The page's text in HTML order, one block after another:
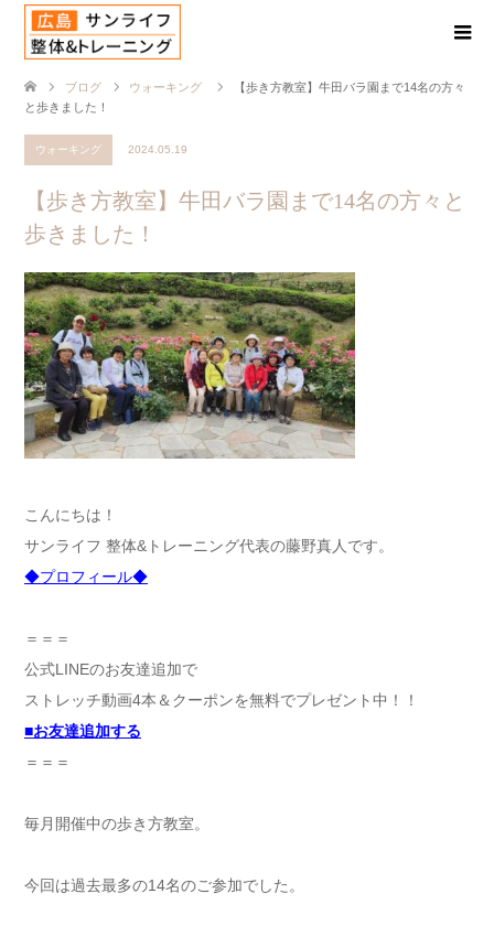
ブログ ウォーキング
【歩き方教室】牛田バラ園まで14名の方々
と歩きました！
ウォーキング 2024.05.19
【歩き方教室】牛田バラ園まで14名の方々と
歩きました！
こんにちは！
サンライフ 整体&トレーニング代表の藤野真人です。
◆プロフィール◆
＝＝＝
公式LINEのお友達追加で
ストレッチ動画4本＆クーポンを無料でプレゼント中！！
■お友達追加する
＝＝＝
毎月開催中の歩き方教室。
今回は過去最多の14名のご参加でした。